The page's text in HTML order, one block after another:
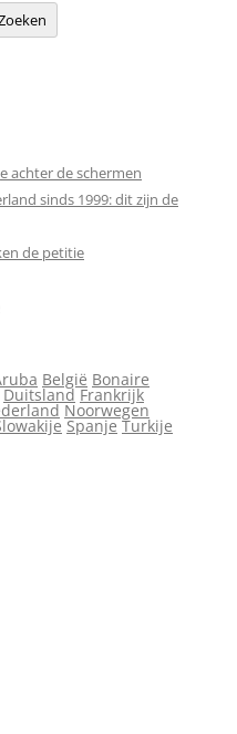
achter de schermen
sinds 1999: dit zijn de
de petitie
België Bonaire
Duitsland Frankrijk
Noorwegen
Spanje Turkije